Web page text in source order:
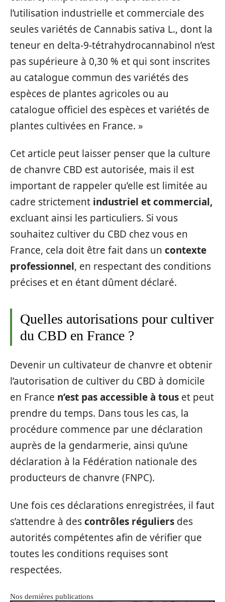
l’utilisation industrielle et commerciale des
seules variétés de Cannabis sativa L., dont la
teneur en delta-9-tétrahydrocannabinol n’est
pas supérieure à 0,30 % et qui sont inscrites
au catalogue commun des variétés des
espèces de plantes agricoles ou au
catalogue officiel des espèces et variétés de
plantes cultivées en France. »
Cet article peut laisser penser que la culture
de chanvre CBD est autorisée, mais il est
important de rappeler qu’elle est limitée au
cadre strictement industriel et commercial,
excluant ainsi les particuliers. Si vous
souhaitez cultiver du CBD chez vous en
France, cela doit être fait dans un contexte
professionnel, en respectant des conditions
précises et en étant dûment déclaré.
Quelles autorisations pour cultiver
du CBD en France ?
Devenir un cultivateur de chanvre et obtenir
l’autorisation de cultiver du CBD à domicile
en France n’est pas accessible à tous et peut
prendre du temps. Dans tous les cas, la
procédure commence par une déclaration
auprès de la gendarmerie, ainsi qu’une
déclaration à la Fédération nationale des
producteurs de chanvre (FNPC).
Une fois ces déclarations enregistrées, il faut
s’attendre à descontrôles réguliers des
autorités compétentes afin de vérifier que
toutes les conditions requises sont
respectées.
Nos dernières publications